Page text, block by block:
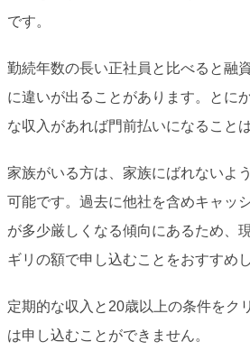
です。
勤続年数の長い正社員と比べると融
に違いが出ることがあります。とに
な収入があれば門前払いになること
家族がいる方は、家族にばれないよ
可能です。過去に他社を含めキャッ
が多少厳しくなる傾向にあるため、
ギリの額で申し込むことをおすすめし
定期的な収入と20歳以上の条件をク
は申し込むことができません。